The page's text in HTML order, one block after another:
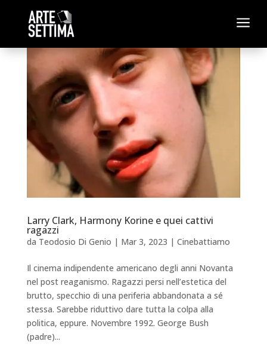
a
Larry Clark, Harmony Korine e quei cattivi
ragazzi
da Teodosio Di Genio | Mar 3, 2023 | Cinebattiamo
Il cinema indipendente americano degli anni Novanta
nel post reaganismo. Ragazzi persi nell’estetica del
brutto, specchio di una periferia abbandonata a sé
stessa. Sarebbe riduttivo dare tutta la colpa alla
politica, eppure. Novembre 1992. George Bush
(padre)...